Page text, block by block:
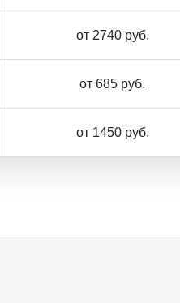
от 2740 руб.
от 685 руб.
от 1450 руб.